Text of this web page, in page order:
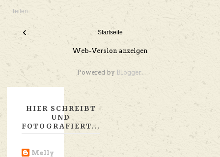
Teilen
‹ Startseite
Web-Version anzeigen
Powered by Blogger.
HIER SCHREIBT
UND
FOTOGRAFIERT...
Melly